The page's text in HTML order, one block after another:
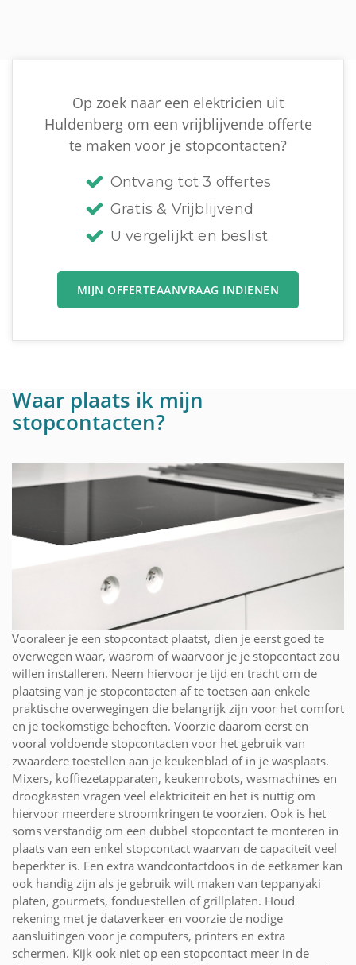
Op zoek naar een elektricien uit
Huldenberg om een vrijblijvende offerte
te maken voor je stopcontacten?
Ontvang tot 3 offertes
Gratis & Vrijblijvend
U vergelijkt en beslist
MIJN OFFERTEAANVRAAG INDIENEN
Waar plaats ik mijn
stopcontacten?
Vooraleer je een stopcontact plaatst, dien je eerst goed te
overwegen waar, waarom of waarvoor je je stopcontact zou
willen installeren. Neem hiervoor je tijd en tracht om de
plaatsing van je stopcontacten af te toetsen aan enkele
praktische overwegingen die belangrijk zijn voor het comfort
en je toekomstige behoeften. Voorzie daarom eerst en
vooral voldoende stopcontacten voor het gebruik van
zwaardere toestellen aan je keukenblad of in je wasplaats.
Mixers, koffiezetapparaten, keukenrobots, wasmachines en
droogkasten vragen veel elektriciteit en het is nuttig om
hiervoor meerdere stroomkringen te voorzien. Ook is het
soms verstandig om een dubbel stopcontact te monteren in
plaats van een enkel stopcontact waarvan de capaciteit veel
beperkter is. Een extra wandcontactdoos in de eetkamer kan
ook handig zijn als je gebruik wilt maken van teppanyaki
platen, gourmets, fonduestellen of grillplaten. Houd
rekening met je dataverkeer en voorzie de nodige
aansluitingen voor je computers, printers en extra
schermen. Kijk ook niet op een stopcontact meer in de